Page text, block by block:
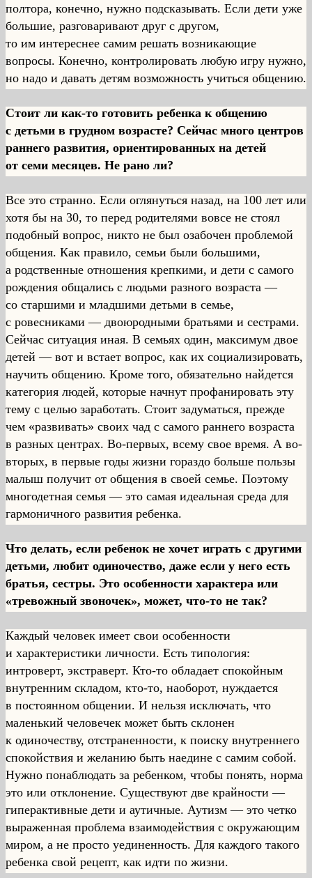
полтора, конечно, нужно подсказывать. Если дети уже
большие, разговаривают друг с другом,
то им интереснее самим решать возникающие
вопросы. Конечно, контролировать любую игру нужно,
но надо и давать детям возможность учиться общению.
Стоит ли как-то готовить ребенка к общению
с детьми в грудном возрасте? Сейчас много центров
раннего развития, ориентированных на детей
от семи месяцев. Не рано ли?
Все это странно. Если оглянуться назад, на 100 лет или
хотя бы на 30, то перед родителями вовсе не стоял
подобный вопрос, никто не был озабочен проблемой
общения. Как правило, семьи были большими,
а родственные отношения крепкими, и дети с самого
рождения общались с людьми разного возраста —
со старшими и младшими детьми в семье,
с ровесниками — двоюродными братьями и сестрами.
Сейчас ситуация иная. В семьях один, максимум двое
детей — вот и встает вопрос, как их социализировать,
научить общению. Кроме того, обязательно найдется
категория людей, которые начнут профанировать эту
тему с целью заработать. Стоит задуматься, прежде
чем «развивать» своих чад с самого раннего возраста
в разных центрах. Во-первых, всему свое время. А во-
вторых, в первые годы жизни гораздо больше пользы
малыш получит от общения в своей семье. Поэтому
многодетная семья — это самая идеальная среда для
гармоничного развития ребенка.
Что делать, если ребенок не хочет играть с другими
детьми, любит одиночество, даже если у него есть
братья, сестры. Это особенности характера или
«тревожный звоночек», может, что-то не так?
Каждый человек имеет свои особенности
и характеристики личности. Есть типология:
интроверт, экстраверт. Кто-то обладает спокойным
внутренним складом, кто-то, наоборот, нуждается
в постоянном общении. И нельзя исключать, что
маленький человечек может быть склонен
к одиночеству, отстраненности, к поиску внутреннего
спокойствия и желанию быть наедине с самим собой.
Нужно понаблюдать за ребенком, чтобы понять, норма
это или отклонение. Существуют две крайности —
гиперактивные дети и аутичные. Аутизм — это четко
выраженная проблема взаимодействия с окружающим
миром, а не просто уединенность. Для каждого такого
ребенка свой рецепт, как идти по жизни.